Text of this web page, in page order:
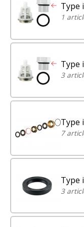
Type
1
Type
3
Type
7
Type
3